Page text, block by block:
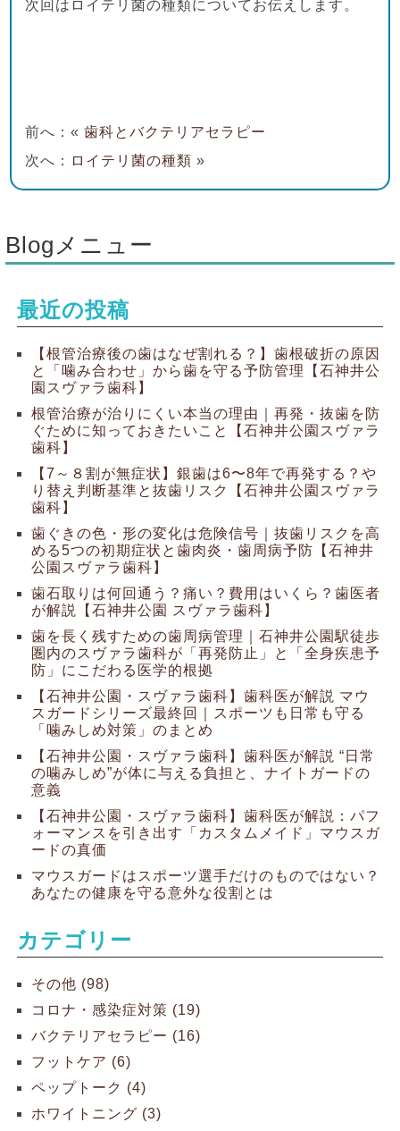
次回はロイテリ菌の種類についてお伝えします。
前へ：« 歯科とバクテリアセラピー
次へ：
ロイテリ菌の種類 »
Blogメニュー
最近の投稿
【根管治療後の歯はなぜ割れる？】歯根破折の原因
と「噛み合わせ」から歯を守る予防管理【石神井公
園スヴァラ歯科】
根管治療が治りにくい本当の理由｜再発・抜歯を防
ぐために知っておきたいこと【石神井公園スヴァラ
歯科】
【7～８割が無症状】銀歯は6〜8年で再発する？や
り替え判断基準と抜歯リスク【石神井公園スヴァラ
歯科】
歯ぐきの色・形の変化は危険信号｜抜歯リスクを高
める5つの初期症状と歯肉炎・歯周病予防【石神井
公園スヴァラ歯科】
歯石取りは何回通う？痛い？費用はいくら？歯医者
が解説【石神井公園 スヴァラ歯科】
歯を長く残すための歯周病管理｜石神井公園駅徒歩
圏内のスヴァラ歯科が「再発防止」と「全身疾患予
防」にこだわる医学的根拠
【石神井公園・スヴァラ歯科】歯科医が解説 マウ
スガードシリーズ最終回｜スポーツも日常も守る
「噛みしめ対策」のまとめ
【石神井公園・スヴァラ歯科】歯科医が解説 “日常
の噛みしめ”が体に与える負担と、ナイトガードの
意義
【石神井公園・スヴァラ歯科】歯科医が解説：パフ
ォーマンスを引き出す「カスタムメイド」マウスガ
ードの真価
マウスガードはスポーツ選手だけのものではない？
あなたの健康を守る意外な役割とは
カテゴリー
その他 (98)
コロナ・感染症対策 (19)
バクテリアセラピー (16)
フットケア (6)
ペップトーク (4)
ホワイトニング (3)